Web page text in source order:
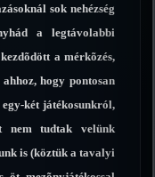
sok nehézség
a legtávolabbi
a mérkõzés,
hogy pontosan
két játékosunkról,
nem tudtak velünk
is (köztük a tavalyi